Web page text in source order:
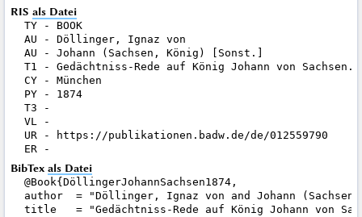
RIS als Datei
TY - BOOK
AU - Döllinger, Ignaz von
AU - Johann (Sachsen, König) [Sonst.]
T1 - Gedächtniss-Rede auf König Johann von
CY - München
PY - 1874
T3 -
VL -
UR - https://publikationen.badw.de/de/012559790
BibTex als Datei
@Book{DöllingerJohannSachsen1874,
author  = "Döllinger, Ignaz von and Johann
title   = "Gedächtniss-Rede auf König Johann von